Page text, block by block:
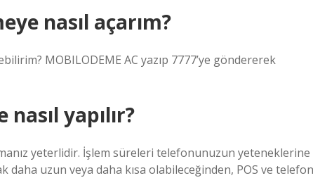
nasıl açarım?
MOBILODEME AC yazıp 7777’ye göndererek
yapılır?
yeterlidir. İşlem süreleri telefonunuzun yeteneklerine
daha uzun veya daha kısa olabileceğinden, POS ve telefon